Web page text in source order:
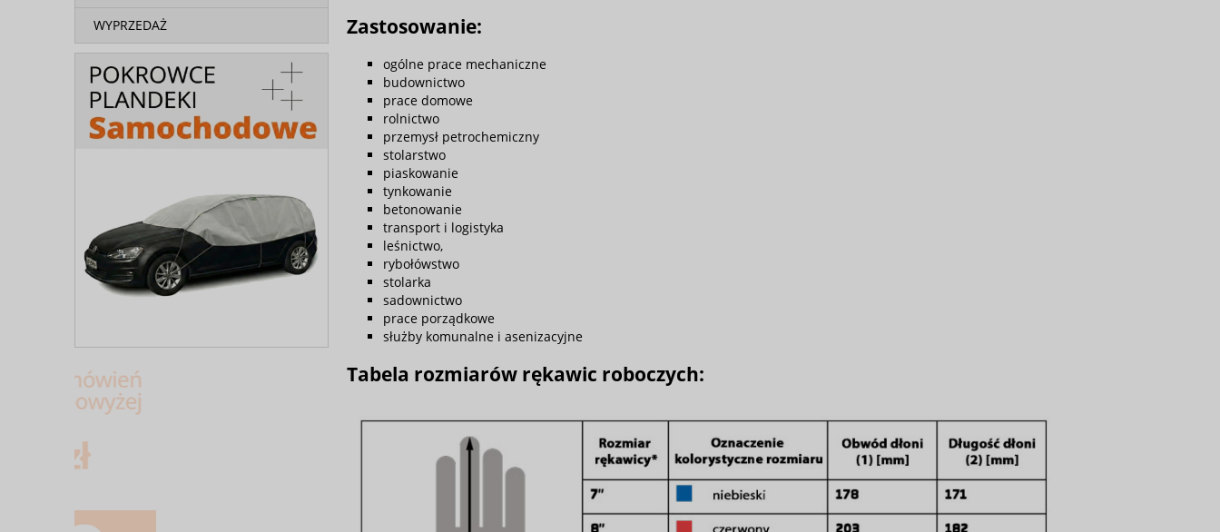
WYPRZEDAŻ Zastosowanie:
ogólne prace mechaniczne
budownictwo
prace domowe
rolnictwo
przemysł petrochemiczny
stolarstwo
piaskowanie
tynkowanie
betonowanie
transport i logistyka
leśnictwo,
rybołówstwo
stolarka
sadownictwo
prace porządkowe
służby komunalne i asenizacyjne
Tabela rozmiarów rękawic roboczych: